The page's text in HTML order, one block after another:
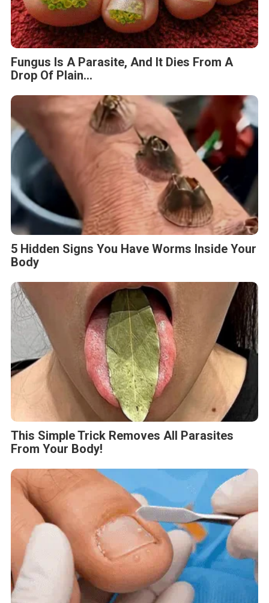
Fungus Is A Parasite, And It Dies From A
Drop Of Plain...
5 Hidden Signs You Have Worms Inside Your
Body
This Simple Trick Removes All Parasites
From Your Body!